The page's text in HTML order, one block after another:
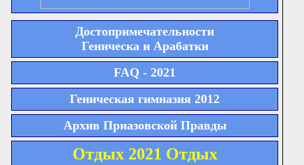
Достопримечательности
Геническа и Арабатки
FAQ - 2021
Геническая гимназия 2012
Архив Приазовской Правды
Отдых 2021 Отдых